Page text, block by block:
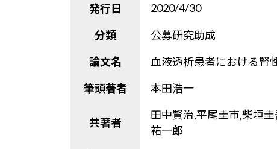
発行日
2020/4/30
分類
公募研究助成
論文名
血液透析患者における腎
筆頭著者
本田浩一
共著者
田中賢治,平尾圭市,柴垣
祐一郎